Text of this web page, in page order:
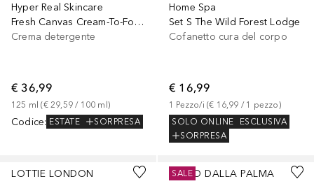
Hyper Real Skincare
Fresh Canvas Cream-To-Foam Cleanser
Crema detergente
€ 36,99
125 ml (€ 29,59 / 100 ml)
Codice: ESTATE SORPRESA
Home Spa
Set S The Wild Forest Lodge
Cofanetto cura del corpo
€ 16,99
1 Pezzo/i (€ 16,99 / 1 pezzo)
SOLO ONLINE
ESCLUSIVA
SORPRESA
LOTTIE LONDON
DIEGO DALLA PALMA
SALE